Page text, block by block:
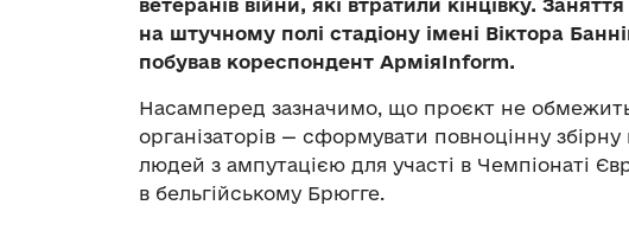
ветеранів війни, які втратили кінцівку.
на штучному полі стадіону імені Віктора
побував кореспондент АрміяInform.
Насамперед зазначимо, що проєкт не
організаторів — сформувати повноцінну
людей з ампутацією для участі в Чемпіонаті
в бельгійському Брюгге.